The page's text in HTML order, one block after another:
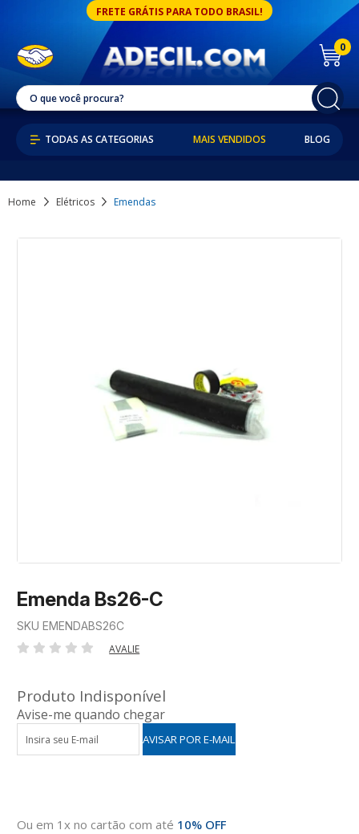
FRETE GRÁTIS PARA TODO BRASIL!
0
MAIS VENDIDOS BLOG
Home Elétricos Emendas
Emenda Bs26-C
SKU EMENDABS26C
AVALIE
Produto Indisponível
Avise-me quando chegar
Ou em 1x no cartão com até 10% OFF